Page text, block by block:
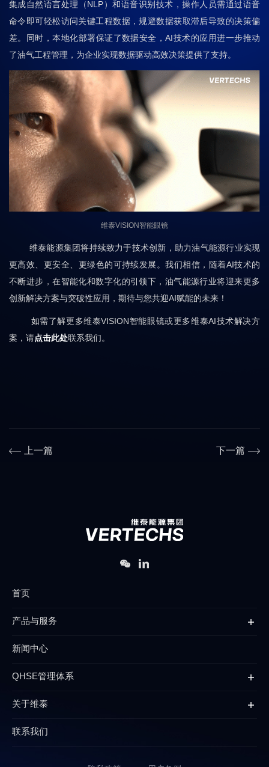
集成自然语言处理（NLP）和语音识别技术，操作人员需通过语音
命令即可轻松访问关键工程数据，规避数据获取滞后导致的决策偏
差。同时，本地化部署保证了数据安全，AI技术的应用进一步推动
了油气工程管理，为企业实现数据驱动高效决策提供了支持。
维泰VISION智能眼镜
维泰能源集团将持续致力于技术创新，助力油气能源行业实现
更高效、更安全、更绿色的可持续发展。我们相信，随着AI技术的
不断进步，在智能化和数字化的引领下，油气能源行业将迎来更多
创新解决方案与突破性应用，期待与您共迎AI赋能的未来！
如需了解更多维泰VISION智能眼镜或更多维泰AI技术解决方
案，请点击此处联系我们。
上一篇 下一篇
首页
产品与服务
新闻中心
QHSE管理体系
关于维泰
联系我们